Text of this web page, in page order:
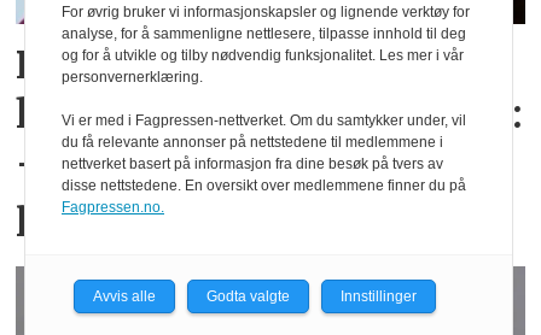
Randi Regnskap mottok
heder for sin B2B-strategi:
– Handler om avkastning
per investerte krone
For øvrig bruker vi informasjonskapsler og lignende verktøy for
analyse, for å sammenligne nettlesere, tilpasse innhold til deg
og for å utvikle og tilby nødvendig funksjonalitet. Les mer i vår
personvernerklæring.
Vi er med i Fagpressen-nettverket. Om du samtykker under, vil
du få relevante annonser på nettstedene til medlemmene i
nettverket basert på informasjon fra dine besøk på tvers av
disse nettstedene. En oversikt over medlemmene finner du på
Fagpressen.no.
Avvis alle Godta valgte Innstillinger